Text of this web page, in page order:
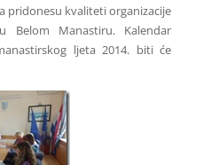
pridonesu kvaliteti organizacije
Manastiru. Kalendar
ljeta 2014. biti će